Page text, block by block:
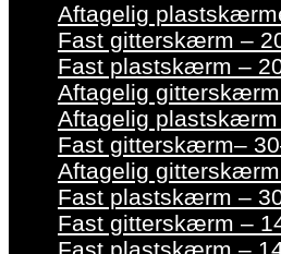
Aftagelig
Fast gitterskærm –
Fast plastskærm –
Aftagelig
Aftagelig plastskærm
Fast gitterskærm–
Aftagelig
Fast plastskærm –
Fast gitterskærm –